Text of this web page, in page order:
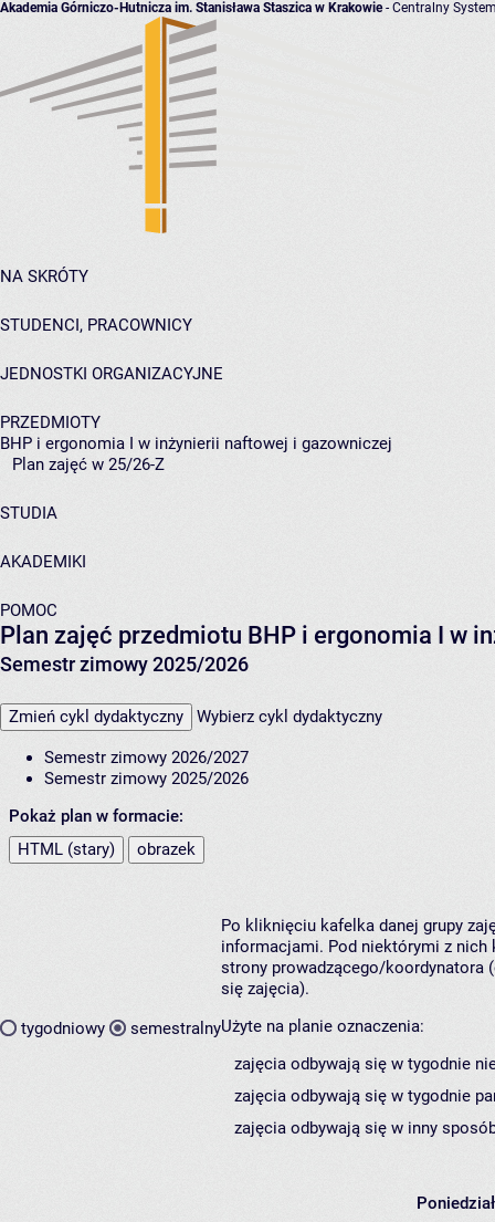
Akademia Górniczo-Hutnicza im. Stanisława Staszica w Krakowie- Centralny
NA SKRÓTY
STUDENCI, PRACOWNICY
JEDNOSTKI ORGANIZACYJNE
PRZEDMIOTY
BHP i ergonomia I w inżynierii naftowej i gazowniczej
Plan zajęć w 25/26-Z
STUDIA
AKADEMIKI
POMOC
Plan zajęć przedmiotu BHP i ergonomia I w
Semestr zimowy 2025/2026
Zmień cykl dydaktyczny Wybierz cykl dydaktyczny
Semestr zimowy 2026/2027
Semestr zimowy 2025/2026
Pokaż plan w formacie:
HTML (stary)
obrazek
tygodniowy semestralny
Po kliknięciu kafelka danej grupy
informacjami. Pod niektórymi z nich
strony prowadzącego/koordynatora
się zajęcia).
Użyte na planie oznaczenia:
zajęcia odbywają się w tygodnie
zajęcia odbywają się w tygodnie
zajęcia odbywają się w inny